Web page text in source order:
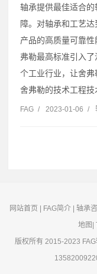
轴承提供最佳适合
障。对轴承和工艺
产品的高质量可靠
弗勒最高标准引入
个工业行业，让舍弗
舍弗勒的技术工程技
FAG / 2023-01-06 /
网站首页 FAG简介 轴承
地图
版权所有 2015-2023